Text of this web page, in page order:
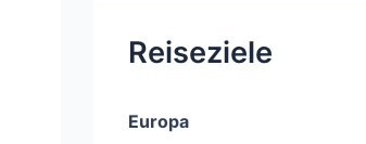
Reiseziele
Europa